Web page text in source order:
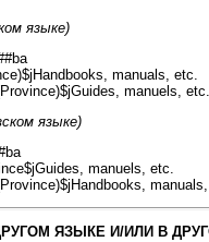
языке)
manuals, etc.
manuels, etc.
языке)
manuels, etc.
ЯЗЫКЕ И/ИЛИ В